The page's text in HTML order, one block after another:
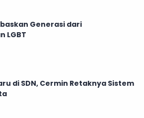
Generasi dari
LGBT
di SDN, Cermin Retaknya Sistem